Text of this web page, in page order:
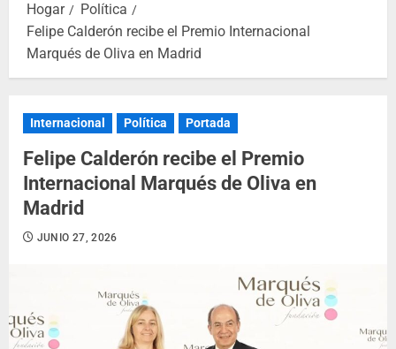
Hogar
Política
Felipe Calderón recibe el Premio Internacional
Marqués de Oliva en Madrid
Internacional Política Portada
Felipe Calderón recibe el Premio
Internacional Marqués de Oliva en
Madrid
JUNIO 27, 2026